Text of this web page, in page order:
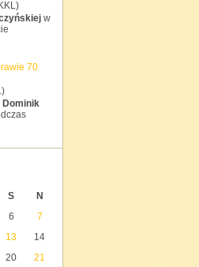
w
70
Dominik
S N
6
7
13
14
20
21